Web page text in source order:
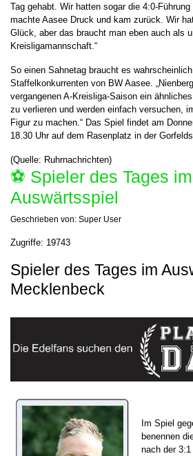
Tag gehabt. Wir hatten sogar die 4:0-
machte Aasee Druck und kam zurück. Wir
Glück, aber das braucht man eben auch als
Kreisligamannschaft.“
So einen Sahnetag braucht es
Staffelkonkurrenten von BW Aasee.
vergangenen A-Kreisliga-Saison ein
zu verlieren und werden einfach versuchen,
Figur zu machen.“ Das Spiel findet am
18.30 Uhr auf dem Rasenplatz in der
(Quelle: Ruhrnachrichten)
⚽️ Spieler des Tages im
Auswärtsspiel
Geschrieben von: Super User
Zugriffe: 19743
Spieler des Tages im
Mecklenbeck
Im Spiel
benennen
nach der